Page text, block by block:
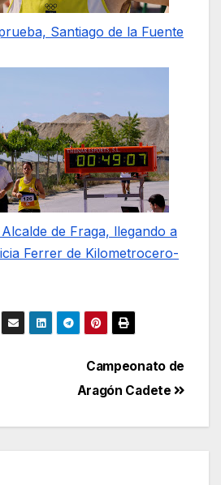
Santiago de la Fuente
de Fraga, llegando a
Ferrer de Kilometrocero-
Campeonato de
Aragón Cadete